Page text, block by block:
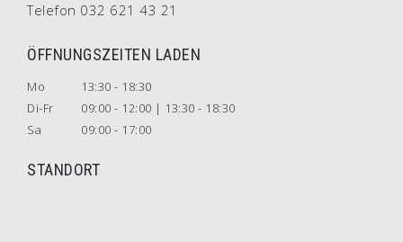
Telefon 032 621 43 21
ÖFFNUNGSZEITEN LADEN
Mo
13:30 - 18:30
Di-Fr
09:00 - 12:00 | 13:30 - 18:30
Sa
09:00 - 17:00
STANDORT